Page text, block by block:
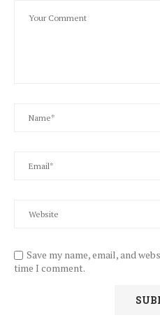
Save my name, email, and
time I comment.